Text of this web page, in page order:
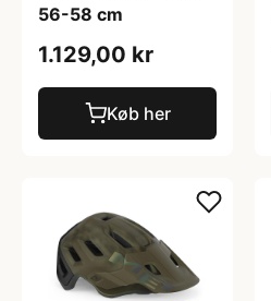
56-58 cm
1.129,00 kr
Køb her